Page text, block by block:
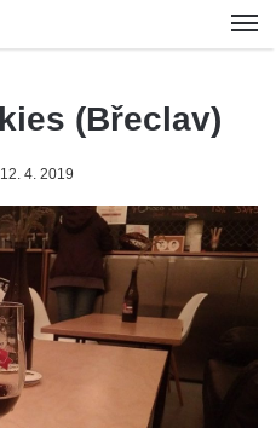
(Břeclav)
12. 4. 2019